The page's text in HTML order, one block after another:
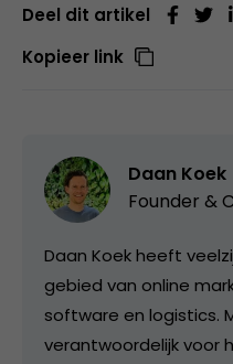
Deel dit artikel
Kopieer link
Daan Koek
Founder &
Daan Koek heeft
gebied van online
software en logistics.
verantwoordelijk voor